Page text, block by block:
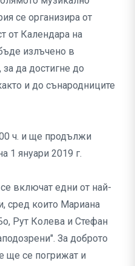
се организира от
от Календара на
излъчено в
да достигне до
и до сънародниците
ч. и ще продължи
1 януари 2019 г.
включат едни от най-
сред които Мариана
Рут Колева и Стефан
За доброто
ще се погрижат и